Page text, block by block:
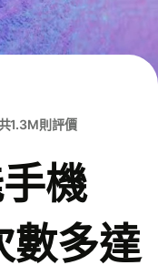
1.3M則評價
機
數多達